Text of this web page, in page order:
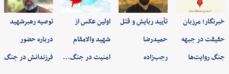
خبرنگار؛ مرزبان
حقیقت در جبهه
جنگ روایت‌ها
تأیید ربایش و قتل
حمیدرضا
رجب‌زاده
اولین عکس از
شهید والامقام
امنیت در جنگ…
توصیه رهبرشهید
درباره حضور
فرزندانش در جنگ